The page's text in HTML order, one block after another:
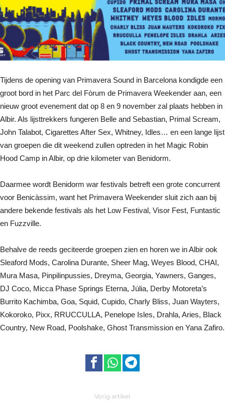
Tijdens de opening van Primavera Sound in Barcelona kondigde een
groot bord in het Parc del Fòrum de Primavera Weekender aan, een
nieuw groot evenement dat op 8 en 9 november zal plaats hebben in
Albir. Als lijsttrekkers fungeren Belle and Sebastian, Primal Scream,
John Talabot, Cigarettes After Sex, Whitney, Idles… en een lange lijst
van groepen die dit weekend zullen optreden in het Magic Robin
Hood Camp in Albir, op drie kilometer van Benidorm.
Daarmee wordt Benidorm war festivals betreft een grote concurrent
voor Benicàssim, want het Primavera Weekender sluit zich aan bij
andere bekende festivals als het Low Festival, Visor Fest, Funtastic
en Fuzzville.
Behalve de reeds geciteerde groepen zien en horen we in Albir ook
Sleaford Mods, Carolina Durante, Sheer Mag, Weyes Blood, CHAI,
Mura Masa, Pinpilinpussies, Dreyma, Georgia, Yawners, Ganges,
DJ Coco, Micca Phase Springs Eterna, Júlia, Derby Motoreta’s
Burrito Kachimba, Goa, Squid, Cupido, Charly Bliss, Juan Wayters,
Kokoroko, Pixx, RRUCCULLA, Penelope Isles, Drahla, Aries, Black
Country, New Road, Poolshake, Ghost Transmission en Yana Zafiro.
Vorig artikel